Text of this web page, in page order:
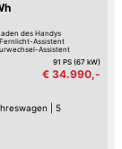
des Handys
Fernlicht-Assistent
Assistent
91 PS (67 kW)
€ 34.990,-
5